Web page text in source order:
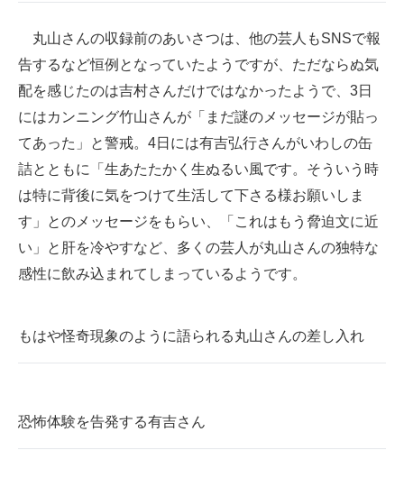
丸山さんの収録前のあいさつは、他の芸人もSNSで報
告するなど恒例となっていたようですが、ただならぬ気
配を感じたのは吉村さんだけではなかったようで、3日
にはカンニング竹山さんが「まだ謎のメッセージが貼っ
てあった」と警戒。4日には有吉弘行さんがいわしの缶
詰とともに「生あたたかく生ぬるい風です。そういう時
は特に背後に気をつけて生活して下さる様お願いしま
す」とのメッセージをもらい、「これはもう脅迫文に近
い」と肝を冷やすなど、多くの芸人が丸山さんの独特な
感性に飲み込まれてしまっているようです。
もはや怪奇現象のように語られる丸山さんの差し入れ
恐怖体験を告発する有吉さん